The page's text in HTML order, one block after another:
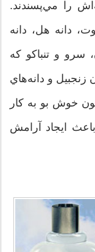
را مي‌پسندند.
دانه هل، دانه
سرو و تنباكو كه
زنجبيل و دانه‌هاي
خوش بو به كار
ايجاد آرامش